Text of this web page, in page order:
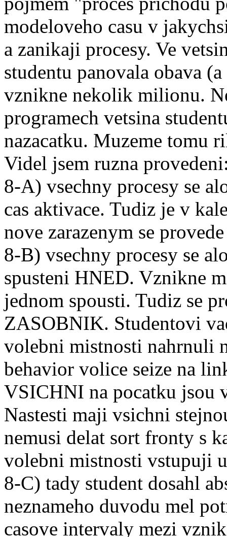
modeloveho casu v
a zanikaji procesy. Ve
studentu panovala obava
vznikne nekolik milionu.
programech vetsina
nazacatku. Muzeme tomu
Videl jsem ruzna
8-A) vsechny procesy se
cas aktivace. Tudiz je v
nove zarazenym se
8-B) vsechny procesy se
spusteni HNED. Vznikne
jednom spousti. Tudiz se
ZASOBNIK. Studentovi
volebni mistnosti nahrnuli
behavior volice seize na
VSICHNI na pocatku jsou
Nastesti maji vsichni
nemusi delat sort fronty s
volebni mistnosti vstupuji
8-C) tady student dosahl
neznameho duvodu mel
casove intervaly mezi